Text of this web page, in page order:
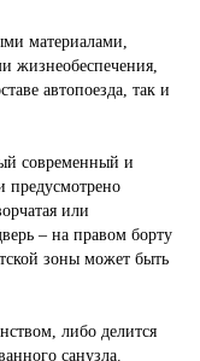
материалами,
жизнеобеспечения,
автопоезда, так и
современный и
предусмотрено
или
– на правом борту
зоны может быть
либо делится
санузла.